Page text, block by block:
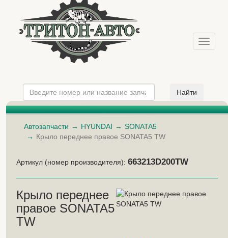
Меню
Автозапчасти HYUNDAI
SONATA5
Крыло переднее правое SONATA5 TW
Артикул (номер производителя): 663213D200TW
Крыло переднее
правое SONATA5
TW